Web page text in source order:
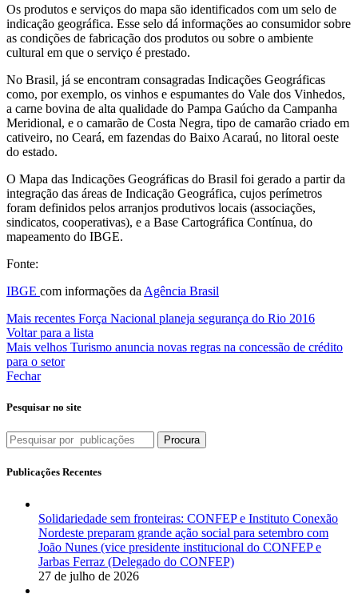
Os produtos e serviços do mapa são identificados com um selo de
indicação geográfica. Esse selo dá informações ao consumidor sobre
as condições de fabricação dos produtos ou sobre o ambiente
cultural em que o serviço é prestado.
No Brasil, já se encontram consagradas Indicações Geográficas
como, por exemplo, os vinhos e espumantes do Vale dos Vinhedos,
a carne bovina de alta qualidade do Pampa Gaúcho da Campanha
Meridional, e o camarão de Costa Negra, tipo de camarão criado em
cativeiro, no Ceará, em fazendas do Baixo Acaraú, no litoral oeste
do estado.
O Mapa das Indicações Geográficas do Brasil foi gerado a partir da
integração das áreas de Indicação Geográfica, cujos perímetros
foram definidos pelos arranjos produtivos locais (associações,
sindicatos, cooperativas), e a Base Cartográfica Contínua, do
mapeamento do IBGE.
Fonte:
IBGE com informações da Agência Brasil
Mais recentes Força Nacional planeja segurança do Rio 2016
Voltar para a lista
Mais velhos Turismo anuncia novas regras na concessão de crédito
para o setor
Fechar
Pesquisar no site
Procura
Publicações Recentes
Solidariedade sem fronteiras: CONFEP e Instituto Conexão
Nordeste preparam grande ação social para setembro com
João Nunes (vice presidente institucional do CONFEP e
Jarbas Ferraz (Delegado do CONFEP)
27 de julho de 2026